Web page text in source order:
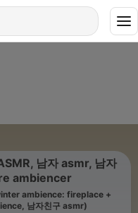
남자 asmr, 남자
ambiencer
ambience: fireplace +
남자친구 asmr)